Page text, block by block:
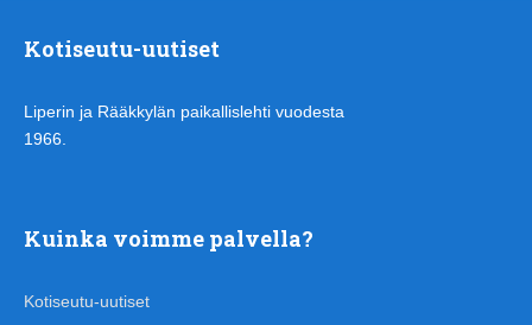
Kotiseutu-uutiset
Liperin ja Rääkkylän paikallislehti vuodesta
1966.
Kuinka voimme palvella?
Kotiseutu-uutiset